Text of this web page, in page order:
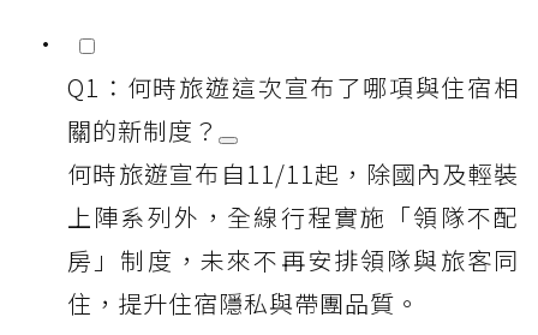
Q1：何時旅遊這次宣布了哪項與住宿相
關的新制度？
何時旅遊宣布自11/11起，除國內及輕裝
上陣系列外，全線行程實施「領隊不配
房」制度，未來不再安排領隊與旅客同
住，提升住宿隱私與帶團品質。